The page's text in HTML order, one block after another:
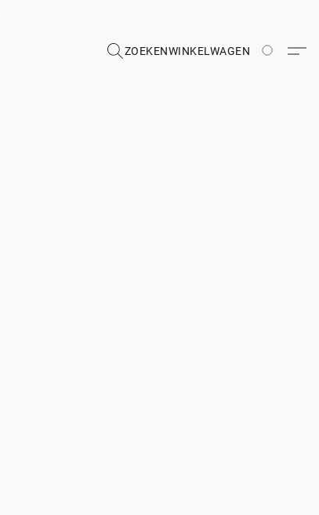
ZOEKENWINKELWAGEN